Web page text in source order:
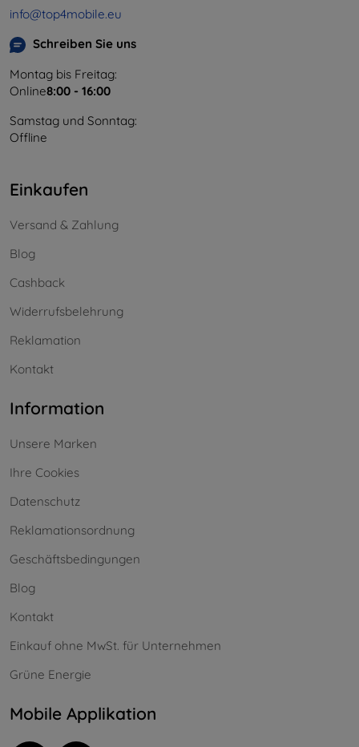
info@top4mobile.eu
Schreiben Sie uns
Montag bis Freitag:
Online8:00 - 16:00
Samstag und Sonntag:
Offline
Einkaufen
Versand & Zahlung
Blog
Cashback
Widerrufsbelehrung
Reklamation
Kontakt
Information
Unsere Marken
Ihre Cookies
Datenschutz
Reklamationsordnung
Geschäftsbedingungen
Blog
Kontakt
Einkauf ohne MwSt. für Unternehmen
Grüne Energie
Mobile Applikation